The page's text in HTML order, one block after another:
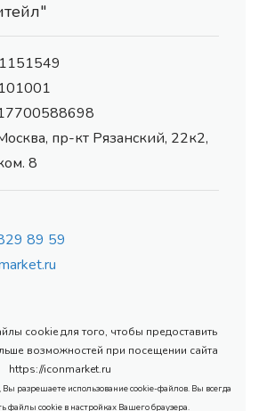
пр-кт Рязанский, 22к2,
8
89 59
cookie для того, чтобы предоставить
возможностей при посещении сайта
https://iconmarket.ru
Вы разрешаете использование cookie-файлов. Вы всегда
файлы cookie в настройках Вашего браузера.